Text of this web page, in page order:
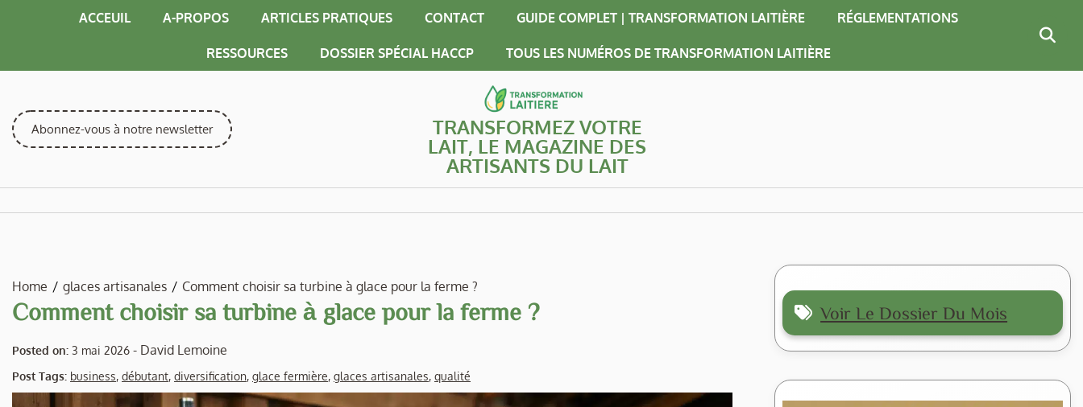
ACCEUIL A-PROPOS ARTICLES PRATIQUES CONTACT GUIDE COMPLET | TRANSFORMATION LAITIÈRE RÉGLEMENTATIONS
RESSOURCES DOSSIER SPÉCIAL HACCP TOUS LES NUMÉROS DE TRANSFORMATION LAITIÈRE
Abonnez-vous à notre newsletter TRANSFORMEZ VOTRE
LAIT, LE MAGAZINE DES
ARTISANTS DU LAIT
Home glaces artisanales Comment choisir sa turbine à glace pour la ferme ?
Comment choisir sa turbine à glace pour la ferme ?
Posted on: 3 mai 2026 - David Lemoine
Post Tags: business, débutant, diversification, glace fermière, glaces artisanales, qualité
Voir Le Dossier Du Mois